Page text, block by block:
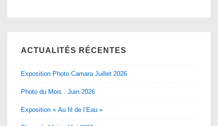
ACTUALITÉS RÉCENTES
Exposition Photo Camara Juillet 2026
Photo du Mois : Juin 2026
Exposition « Au fil de l’Eau »